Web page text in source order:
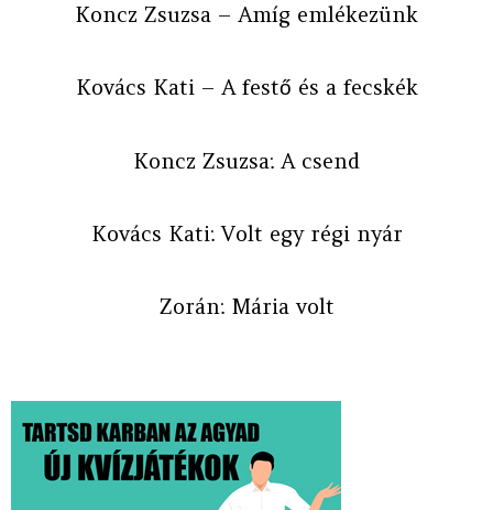
Koncz Zsuzsa – Amíg emlékezünk
Kovács Kati – A festő és a fecskék
Koncz Zsuzsa: A csend
Kovács Kati: Volt egy régi nyár
Zorán: Mária volt